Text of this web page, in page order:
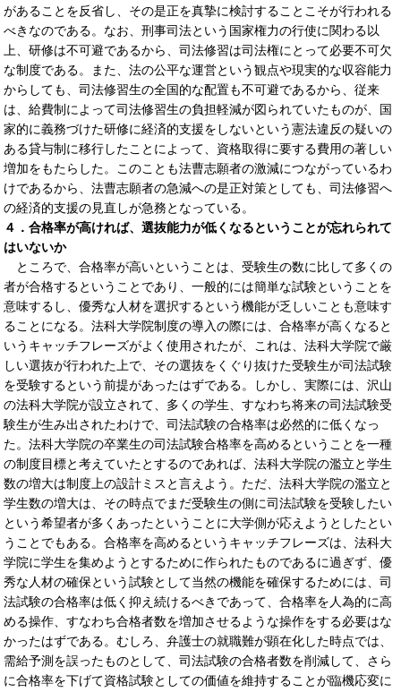
があることを反省し、その是正を真摯に検討することこそが行われる
べきなのである。なお、刑事司法という国家権力の行使に関わる以
上、研修は不可避であるから、司法修習は司法権にとって必要不可欠
な制度である。また、法の公平な運営という観点や現実的な収容能力
からしても、司法修習生の全国的な配置も不可避であるから、従来
は、給費制によって司法修習生の負担軽減が図られていたものが、国
家的に義務づけた研修に経済的支援をしないという憲法違反の疑いの
ある貸与制に移行したことによって、資格取得に要する費用の著しい
増加をもたらした。このことも法曹志願者の激減につながっているわ
けであるから、法曹志願者の急減への是正対策としても、司法修習へ
の経済的支援の見直しが急務となっている。
４．合格率が高ければ、選抜能力が低くなるということが忘れられて
はいないか
ところで、合格率が高いということは、受験生の数に比して多くの
者が合格するということであり、一般的には簡単な試験ということを
意味するし、優秀な人材を選択するという機能が乏しいことも意味す
ることになる。法科大学院制度の導入の際には、合格率が高くなると
いうキャッチフレーズがよく使用されたが、これは、法科大学院で厳
しい選抜が行われた上で、その選抜をくぐり抜けた受験生が司法試験
を受験するという前提があったはずである。しかし、実際には、沢山
の法科大学院が設立されて、多くの学生、すなわち将来の司法試験受
験生が生み出されたわけで、司法試験の合格率は必然的に低くなっ
た。法科大学院の卒業生の司法試験合格率を高めるということを一種
の制度目標と考えていたとするのであれば、法科大学院の濫立と学生
数の増大は制度上の設計ミスと言えよう。ただ、法科大学院の濫立と
学生数の増大は、その時点でまだ受験生の側に司法試験を受験したい
という希望者が多くあったということに大学側が応えようとしたとい
うことでもある。合格率を高めるというキャッチフレーズは、法科大
学院に学生を集めようとするために作られたものであるに過ぎず、優
秀な人材の確保という試験として当然の機能を確保するためには、司
法試験の合格率は低く抑え続けるべきであって、合格率を人為的に高
める操作、すなわち合格者数を増加させるような操作をする必要はな
かったはずである。むしろ、弁護士の就職難が顕在化した時点では、
需給予測を誤ったものとして、司法試験の合格者数を削減して、さら
に合格率を下げて資格試験としての価値を維持することが臨機応変に